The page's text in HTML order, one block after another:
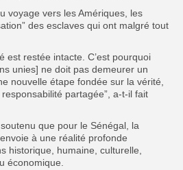
voyage vers les Amériques, les
des esclaves qui ont malgré tout
est restée intacte. C’est pourquoi
unies] ne doit pas demeurer un
nouvelle étape fondée sur la vérité,
partagée”, a-t-il fait
que pour le Sénégal, la
à une réalité profonde
historique, humaine, culturelle,
économique.